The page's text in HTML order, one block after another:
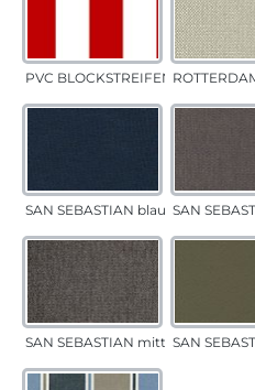
PVC BLOCKSTREIFEN rot
SAN SEBASTIAN blau SAN
SAN SEBASTIAN mittelgrau
SAN